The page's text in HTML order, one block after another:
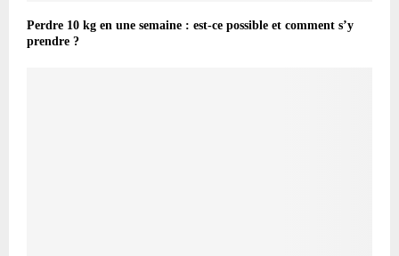
Perdre 10 kg en une semaine : est-ce possible et comment s’y
prendre ?